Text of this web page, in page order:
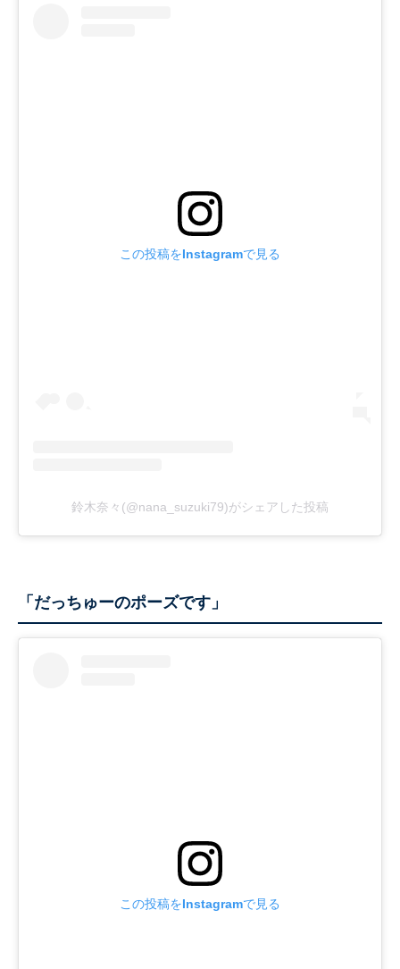
この投稿をInstagramで見る
鈴木奈々(@nana_suzuki79)がシェアした投稿
「だっちゅーのポーズです」
この投稿をInstagramで見る